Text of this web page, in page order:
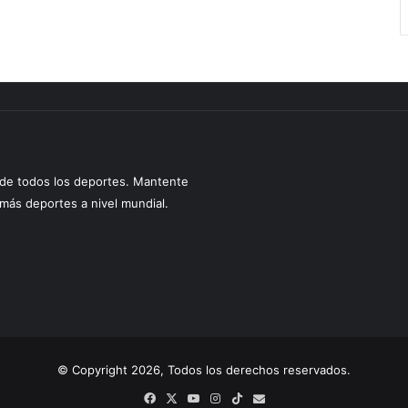
todos los deportes. Mantente
deportes a nivel mundial.
© Copyright 2026, Todos los derechos reservados.
FacebookYouTubeInstagram
TikTokCorreo